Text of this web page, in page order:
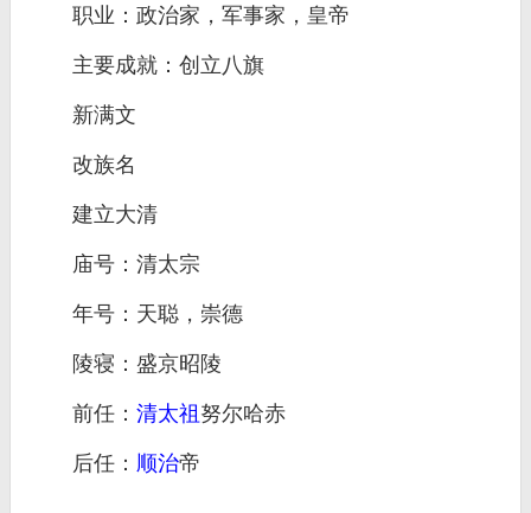
职业：政治家，军事家，皇帝
主要成就：创立八旗
新满文
改族名
建立大清
庙号：清太宗
年号：天聪，崇德
陵寝：盛京昭陵
前任： 清太祖 努尔哈赤
后任： 顺治帝